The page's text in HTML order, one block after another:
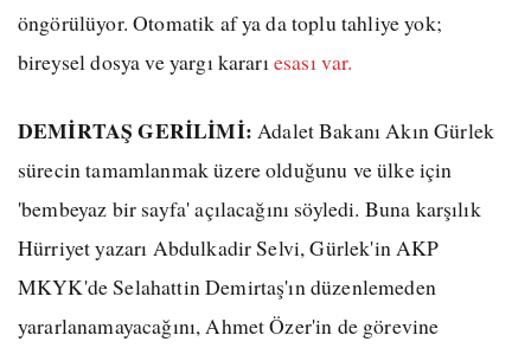
öngörülüyor. Otomatik af ya da toplu tahliye yok;
bireysel dosya ve yargı kararıesası var.
DEMİRTAŞ GERİLİMİ: Adalet Bakanı Akın Gürlek
sürecin tamamlanmak üzere olduğunu ve ülke için
'bembeyaz bir sayfa' açılacağını söyledi. Buna karşılık
Hürriyet yazarı Abdulkadir Selvi, Gürlek'in AKP
MKYK'de Selahattin Demirtaş'ın düzenlemeden
yararlanamayacağını, Ahmet Özer'in de görevine